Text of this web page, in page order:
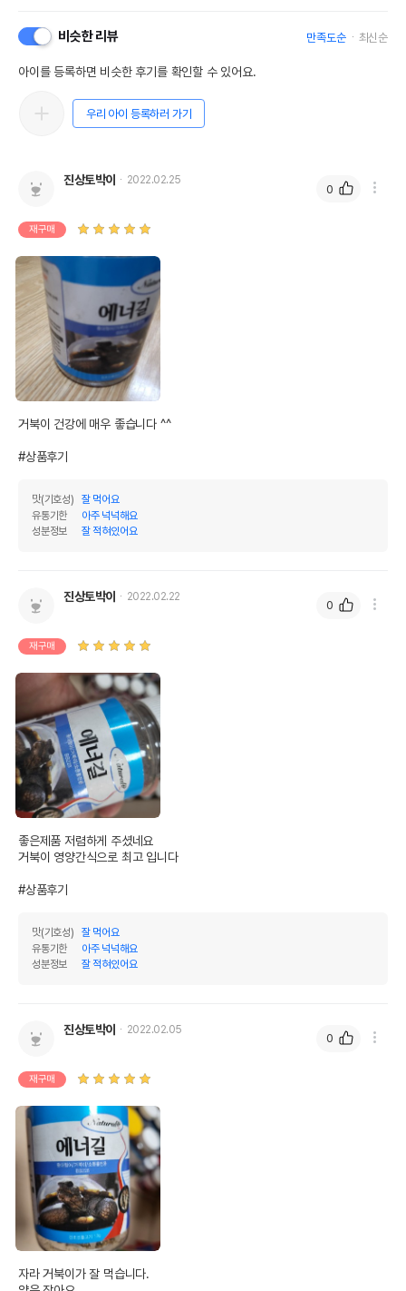
상품 필수 정보
품명 및 모델명
법에 의한 인증,허가 등을
받았음을 확인할수 있는
경우 그에 대한 사항
제조국 또는 원산지 대한민국
제조자,수입품의 경우
AS책임자와 전화번호
또는 소비자상담 관련
전화번호
유통기한
단, 상품명에 유통기한 명시된 경우, 해당
비슷한 리뷰 만족도순 최신순
아이를 등록하면 비슷한 후기를 확인할 수 있어요.
우리 아이 등록하러 가기
진상토박이 2022.02.25
재구매
거북이 건강에 매우 좋습니다 ^^
#상품후기
맛(기호성)
잘 먹어요
유통기한
아주 넉넉해요
성분정보
잘 적혀있어요
0
진상토박이 2022.02.22
재구매
좋은제품 저렴하게 주셨네요
거북이 영양간식으로 최고 입니다
#상품후기
맛(기호성)
잘 먹어요
유통기한
아주 넉넉해요
성분정보
잘 적혀있어요
0
진상토박이 2022.02.05
재구매
자라 거북이가 잘 먹습니다.
0